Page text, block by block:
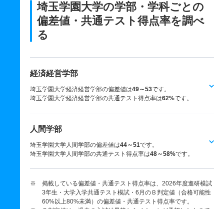
埼玉学園大学の学部・学科ごとの
偏差値・共通テスト得点率を調べ
る
経済経営学部
埼玉学園大学経済経営学部の偏差値は49～53です。
埼玉学園大学経済経営学部の共通テスト得点率は62%です。
人間学部
埼玉学園大学人間学部の偏差値は44～51です。
埼玉学園大学人間学部の共通テスト得点率は48～58%です。
※ 掲載している偏差値・共通テスト得点率は、2026年度進研模試
3年生・大学入学共通テスト模試・6月のＢ判定値（合格可能性
60%以上80%未満）の偏差値・共通テスト得点率です。